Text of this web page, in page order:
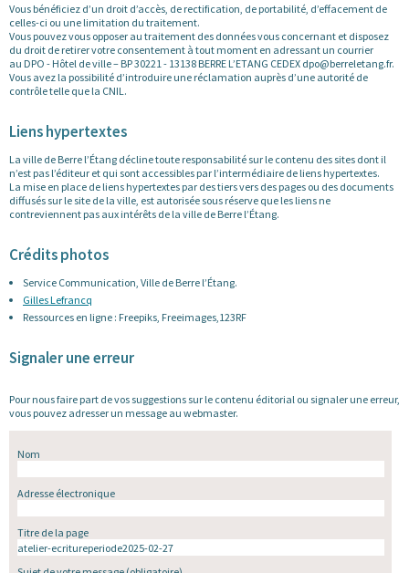
Vous bénéficiez d’un droit d’accès, de rectification, de portabilité, d’effacement de
celles-ci ou une limitation du traitement.
Vous pouvez vous opposer au traitement des données vous concernant et disposez
du droit de retirer votre consentement à tout moment en adressant un courrier
au DPO - Hôtel de ville – BP 30221 - 13138 BERRE L’ETANG CEDEX dpo@berreletang.fr.
Vous avez la possibilité d’introduire une réclamation auprès d’une autorité de
contrôle telle que la CNIL.
Liens hypertextes
La ville de Berre l’Étang décline toute responsabilité sur le contenu des sites dont il
n’est pas l’éditeur et qui sont accessibles par l’intermédiaire de liens hypertextes.
La mise en place de liens hypertextes par des tiers vers des pages ou des documents
diffusés sur le site de la ville, est autorisée sous réserve que les liens ne
contreviennent pas aux intérêts de la ville de Berre l’Étang.
Crédits photos
Service Communication, Ville de Berre l’Étang.
Gilles Lefrancq
Ressources en ligne : Freepiks, Freeimages,123RF
Signaler une erreur
Pour nous faire part de vos suggestions sur le contenu éditorial ou signaler une erreur,
vous pouvez adresser un message au webmaster.
Nom
Adresse électronique
Titre de la page